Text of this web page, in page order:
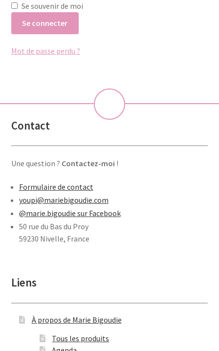
Se souvenir de moi
Se connecter
Mot de passe perdu ?
Contact
Une question ? Contactez-moi !
Formulaire de contact
youpi@mariebigoudie.com
@marie.bigoudie sur Facebook
50 rue du Bas du Proy
59230 Nivelle, France
Liens
À propos de Marie Bigoudie
Tous les produits